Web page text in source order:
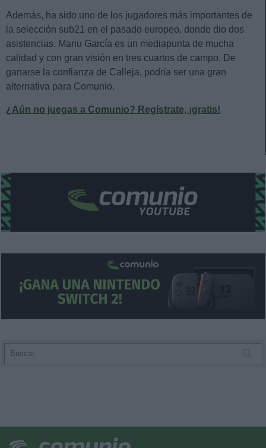
Además, ha sido uno de los jugadores más importantes de
la selección sub21 en el pasado europeo, donde dio dos
asistencias. Manu García es un mediapunta de mucha
calidad y con gran visión en tres cuartos de campo. De
ganarse la confianza de Calleja, podría ser una gran
alternativa para Comunio.
¿Aún no juegas a Comunio? Regístrate, ¡gratis!